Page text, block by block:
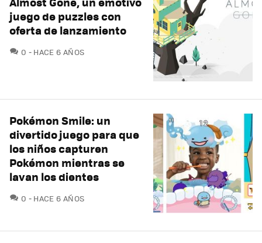
juego de puzzles con
oferta de lanzamiento
0 COMENTARIOS
HACE 6 AÑOS
Pokémon Smile: un
divertido juego para que
los niños capturen
Pokémon mientras se
lavan los dientes
0 COMENTARIOS
HACE 6 AÑOS